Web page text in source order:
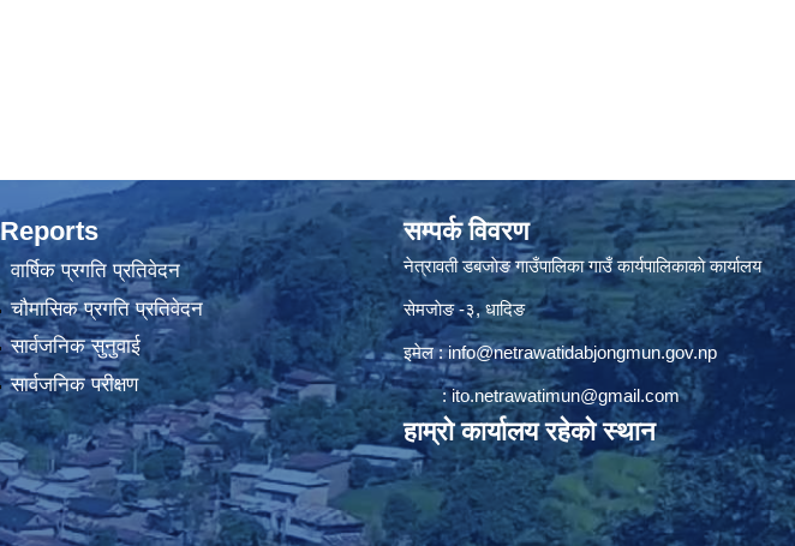
Reports
वार्षिक प्रगति प्रतिवेदन
चौमासिक प्रगति प्रतिवेदन
सार्वजनिक सुनुवाई
सार्वजनिक परीक्षण
सम्पर्क विवरण
नेत्रावती डबजाेङ गाउँपालिका गाउँ कार्यपालिकाकाे कार्यालय
सेमजाेङ -३, धादिङ
इमेल :info@netrawatidabjongmun.gov.np
:ito.netrawatimun@gmail.com
हाम्राे कार्यालय रहेकाे स्थान